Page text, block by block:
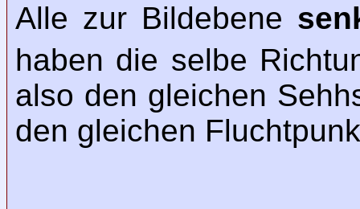
Alle zur Bildebene
haben die selbe
also den gleichen
den gleichen